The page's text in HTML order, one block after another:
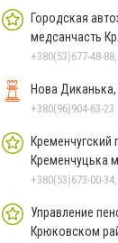
Городская
медсанчасть
Нова
+380(96)904-63-23
Кременчугский
Кременчуцька
+380(53)673-00-
Управление
Крюковском